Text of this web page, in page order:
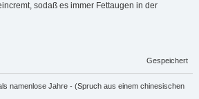
sodaß es immer Fettaugen in der
Gespeichert
namenlose Jahre - (Spruch aus einem chinesischen